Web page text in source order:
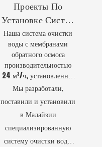
Проекты По
Установке Систем
Очистки Воды
Наша система очистки
воды с мембранами
обратного осмоса
производительностью
24 м³/ч, установленная
в Малайзии, отличается
развертыванием и
автоматическим
режимом работы,
обеспечивая надежное и
Мы разработали,
поставили и установили
в Малайзии
специализированную
систему очистки воды